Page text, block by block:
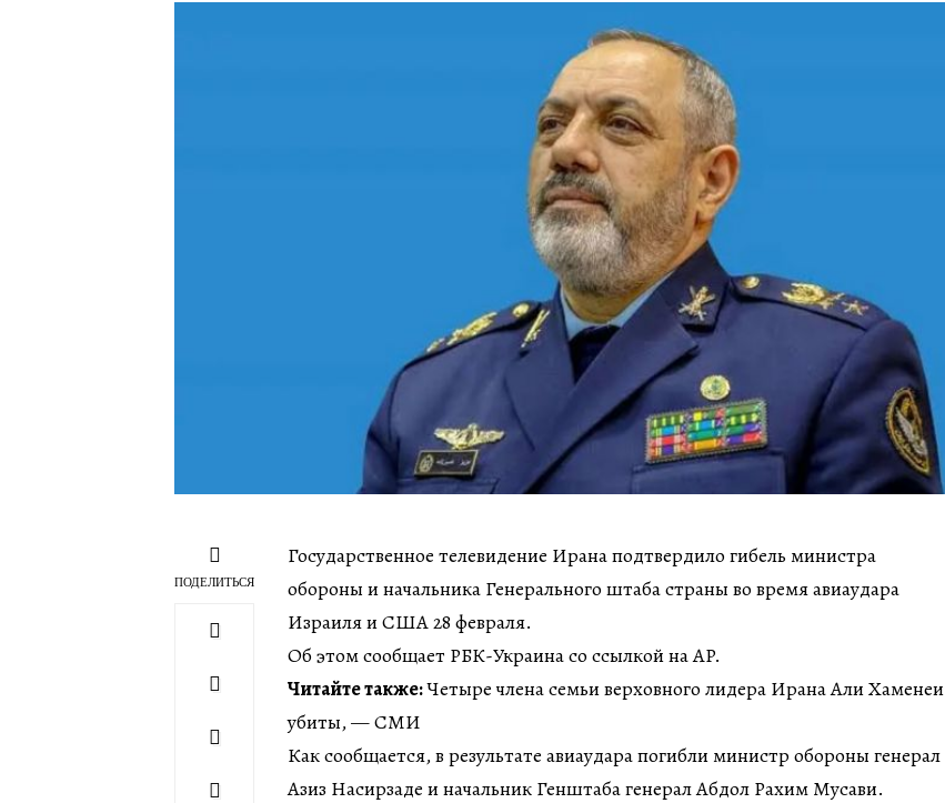
ПОДЕЛИТЬСЯ
Государственное телевидение Ирана подтвердило гибель министра
обороны и начальника Генерального штаба страны во время авиаудара
Израиля и США 28 февраля.
Об этом сообщает РБК-Украина со ссылкой на AP.
Читайте также:Четыре члена семьи верховного лидера Ирана Али Хаменеи
убиты, — СМИ
Как сообщается, в результате авиаудара погибли министр обороны генерал
Азиз Насирзаде и начальник Генштаба генерал Абдол Рахим Мусави.